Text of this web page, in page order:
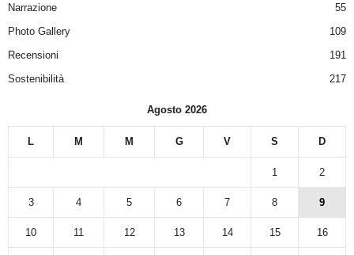
Narrazione
55
Photo Gallery
109
Recensioni
191
Sostenibilità
217
Agosto 2026
L M M G V S D
1 2
3 4 5 6 7 8 9
10 11 12 13 14 15 16